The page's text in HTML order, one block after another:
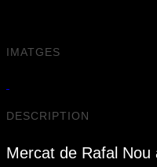
IMATGES
DESCRIPTION
Mercat de Rafal